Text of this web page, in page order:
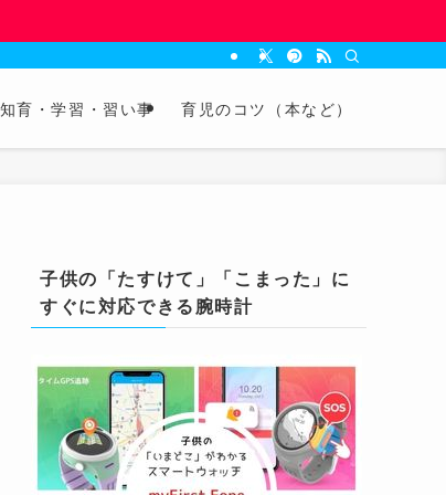
知育・学習・習い事 育児のコツ（本など）
子供の「たすけて」「こまった」に
すぐに対応できる腕時計